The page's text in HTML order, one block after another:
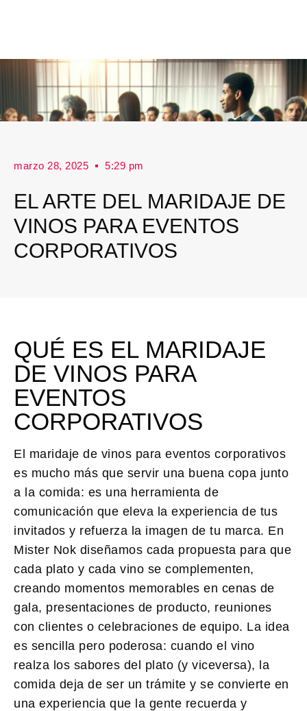
marzo 28, 2025 5:29 pm
EL ARTE DEL MARIDAJE DE
VINOS PARA EVENTOS
CORPORATIVOS
QUÉ ES EL MARIDAJE
DE VINOS PARA
EVENTOS
CORPORATIVOS
El maridaje de vinos para eventos corporativos
es mucho más que servir una buena copa junto
a la comida: es una herramienta de
comunicación que eleva la experiencia de tus
invitados y refuerza la imagen de tu marca. En
Mister Nok diseñamos cada propuesta para que
cada plato y cada vino se complementen,
creando momentos memorables en cenas de
gala, presentaciones de producto, reuniones
con clientes o celebraciones de equipo. La idea
es sencilla pero poderosa: cuando el vino
realza los sabores del plato (y viceversa), la
comida deja de ser un trámite y se convierte en
una experiencia que la gente recuerda y